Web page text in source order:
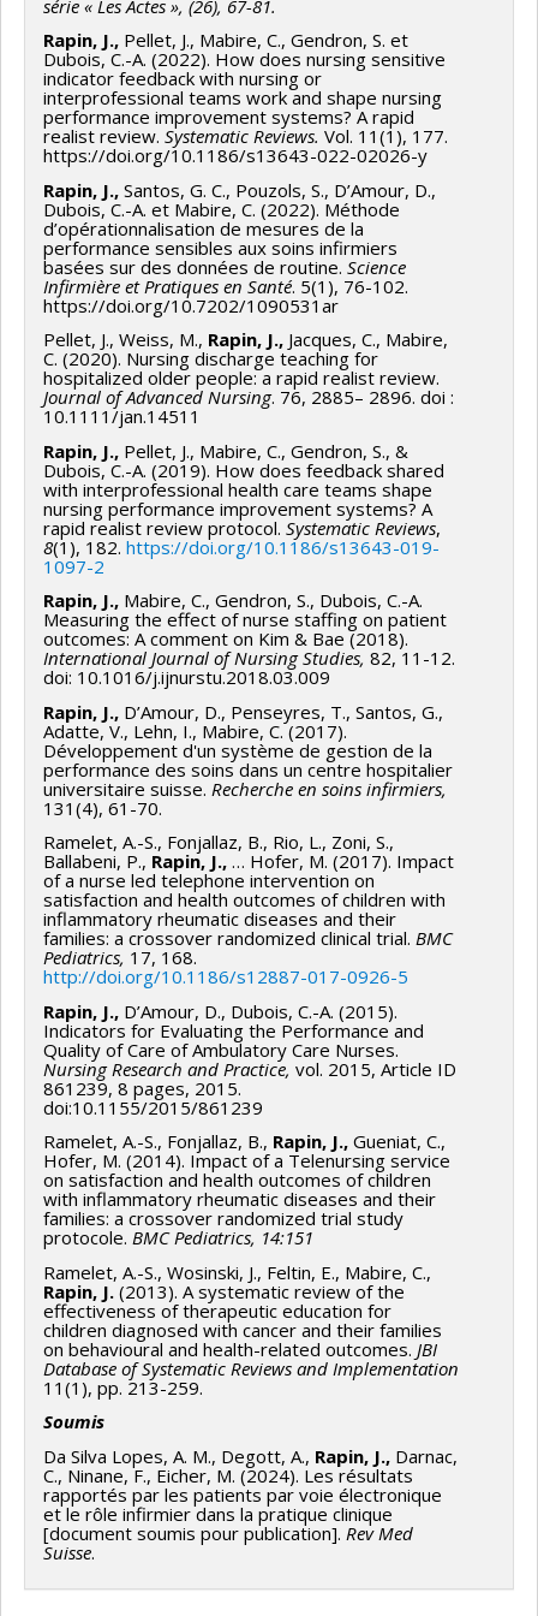
Hospital. Journée latine d’excellence en santé,
Neuchâtel.
Edwards, D., McArthur, A., Parisod, H.,Rapin, J. (2024,
avril).JBI model contribution to sustainable EBH: How do
EBH inform the stakeholders, the decision makers, and
the governmental institutions?
Table ronde, European
symposium Joanna Briggs Institute, Lausanne.
Rapin, J.(2023, novembre).Le réalisme critique.
SOI 7000, Université de Montréal.
Rapin, J. (2023, octobre).
Climat travail et Magnet
Hospital.IUFRS, Université de Lausanne.
Rapin, J.(2023, octobre).Gestion du temps et Gestion
. IUFRS, Université de Lausanne.
Rapin, J.(2023, octobre). Les Systèmes d’Amélioration
de la Performance des Soins Infirmiers (SAPSI). Cours SOI
6900, Université de Montréal.
J.(2023, octobre).Partage d’expériences pluralistes et
échanges avec des chercheurs fondant leurs travaux sur
le réalisme scientifique ou le réalisme critique.
Conférence du RRISIQ, Montréal.
Rapin, J.(2022, novembre).Développement des
indicateurs de qualité des soins.IUFRS, Université de
Lausanne.
Rapin, J.(2022, novembre).Les Systèmes
d’Amélioration de la Performance des Soins Infirmiers
(SAPSI). Cours SOI 6900, Université de Montréal.
Rapin, J.,Pouly, A. (2022, septembre).
la conduite du changement.Journée latine de
l'excellence en santé, Sion.
Rapin, J.(2021, novembre).Développement des
indicateurs de qualité des soins.
Rapin, J.(2021, novembre).Les Systèmes
d’Amélioration de la Performance des Soins Infirmiers
(SAPSI). Cours SOI 6900, Université de Montréal.
Rapin, J.(2021, novembre).Le réalisme critique.
SOI 7000, Université de Montréal.
Rapin, J.(2021, octobre).Les revues réalistes. Cours
SOI 7003, Université de Montréal.
Rapin, J.
infirmiers.HESAV, Haute École Spécialisée de Suisse
occidentale.
Rapin, J.(2021, avril).Développement et interprétation
des indicateurs de qualité des soins.
de Lausanne.
* Direction d’étudiant.e.s au certificat ou diploma of
advanced studies Sécurité
2024. Rocha Do Carmo Leal Susana.Mise en place d’un
système d’identitovigilance dans le Service de Radio-
oncologie au CHUV.Travail de CAS. UNIL-UNIGE.
2023. Pierre-Emmanuel Garnaud.Quand est-il de la
« just culture » chez SK Ambulances? Travail de CAS.
UNIL-UNIGE.
2022. Esposito Aurélie.Projet d’amélioration des
transmissions orales.Travail de DAS. UNIL-UNIGE.
Chuv Magazine (2012, février).
CHUV, Lausanne.
Planète Santé (2011, décembre). Un nuage de lait
dans l’hôpital .https://www.planetesante.ch/
24heures (2010, février). École installée en plein cœur
de l’hôpital !https://www.24heures.ch/
Chuv Magazine (2009, septembre).Dossier: soignant-
patient - un duo contre la douleur.CHUV, Lausanne.
série « Les Actes », (26), 67-81.
Rapin, J., Pellet, J., Mabire, C., Gendron, S. et
Dubois, C.-A. (2022). How does nursing sensitive
indicator feedback with nursing or
interprofessional teams work and shape nursing
performance improvement systems? A rapid
realist review. Systematic Reviews. Vol. 11(1), 177.
https://doi.org/10.1186/s13643-022-02026-y
Rapin, J., Santos, G. C., Pouzols, S., D’Amour, D.,
Dubois, C.-A. et Mabire, C. (2022). Méthode
d’opérationnalisation de mesures de la
performance sensibles aux soins infirmiers
basées sur des données de routine. Science
Infirmière et Pratiques en Santé. 5(1), 76-102.
https://doi.org/10.7202/1090531ar
Pellet, J., Weiss, M., Rapin, J., Jacques, C., Mabire,
C. (2020). Nursing discharge teaching for
hospitalized older people: a rapid realist review.
Journal of Advanced Nursing. 76, 2885– 2896. doi :
10.1111/jan.14511
Rapin, J., Pellet, J., Mabire, C., Gendron, S., &
Dubois, C.-A. (2019). How does feedback shared
with interprofessional health care teams shape
nursing performance improvement systems? A
rapid realist review protocol. Systematic Reviews,
8(1), 182. https://doi.org/10.1186/s13643-019-
1097-2
Rapin, J., Mabire, C., Gendron, S., Dubois, C.-A.
Measuring the effect of nurse staffing on patient
outcomes: A comment on Kim & Bae (2018).
International Journal of Nursing Studies, 82, 11-12.
doi: 10.1016/j.ijnurstu.2018.03.009
Rapin, J., D’Amour, D., Penseyres, T., Santos, G.,
Adatte, V., Lehn, I., Mabire, C. (2017).
Développement d'un système de gestion de la
performance des soins dans un centre hospitalier
universitaire suisse. Recherche en soins infirmiers,
131(4), 61-70.
Ramelet, A.-S., Fonjallaz, B., Rio, L., Zoni, S.,
Ballabeni, P., Rapin, J., … Hofer, M. (2017). Impact
of a nurse led telephone intervention on
satisfaction and health outcomes of children with
inflammatory rheumatic diseases and their
families: a crossover randomized clinical trial. BMC
Pediatrics, 17, 168.
http://doi.org/10.1186/s12887-017-0926-5
Rapin, J., D’Amour, D., Dubois, C.-A. (2015).
Indicators for Evaluating the Performance and
Quality of Care of Ambulatory Care Nurses.
Nursing Research and Practice, vol. 2015, Article ID
861239, 8 pages, 2015.
doi:10.1155/2015/861239
Ramelet, A.-S., Fonjallaz, B., Rapin, J., Gueniat, C.,
Hofer, M. (2014). Impact of a Telenursing service
on satisfaction and health outcomes of children
with inflammatory rheumatic diseases and their
families: a crossover randomized trial study
protocole. BMC Pediatrics, 14:151
Ramelet, A.-S., Wosinski, J., Feltin, E., Mabire, C.,
Rapin, J. (2013). A systematic review of the
effectiveness of therapeutic education for
children diagnosed with cancer and their families
on behavioural and health-related outcomes. JBI
Database of Systematic Reviews and Implementation
11(1), pp. 213-259.
Soumis
Da Silva Lopes, A. M., Degott, A., Rapin, J., Darnac,
C., Ninane, F., Eicher, M. (2024). Les résultats
rapportés par les patients par voie électronique
et le rôle infirmier dans la pratique clinique
[document soumis pour publication]. Rev Med
Suisse.